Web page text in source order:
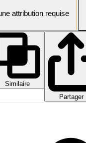
attribution requise
Similaire
Partager